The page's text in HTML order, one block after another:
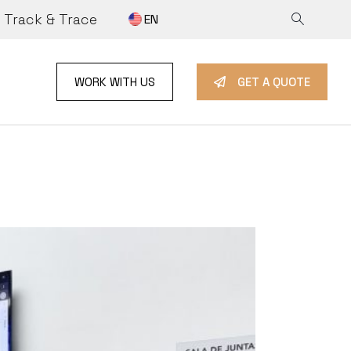
Track & Trace EN
WORK WITH US GET A QUOTE
WITH US